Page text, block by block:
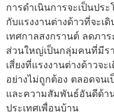
การดำเนินการจะเป็นปร
กับแรงงานต่างด้าวที่จะเ
เทศกาลสงกรานต์ ลดภา
ส่วนใหญ่เป็นกลุ่มคนที่มีร
เสี่ยงที่แรงงานต่างด้าวจ
อย่างไม่ถูกต้อง ตลอดจน
และความสัมพันธ์อันดีด้า
ประเทศเพื่อนบ้าน